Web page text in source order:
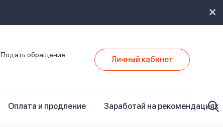
Подать обращение Личный кабинет
Оплата и продление Заработай на рекомендациях